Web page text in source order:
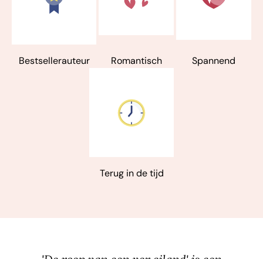
Bestsellerauteur Romantisch Spannend
Terug in de tijd